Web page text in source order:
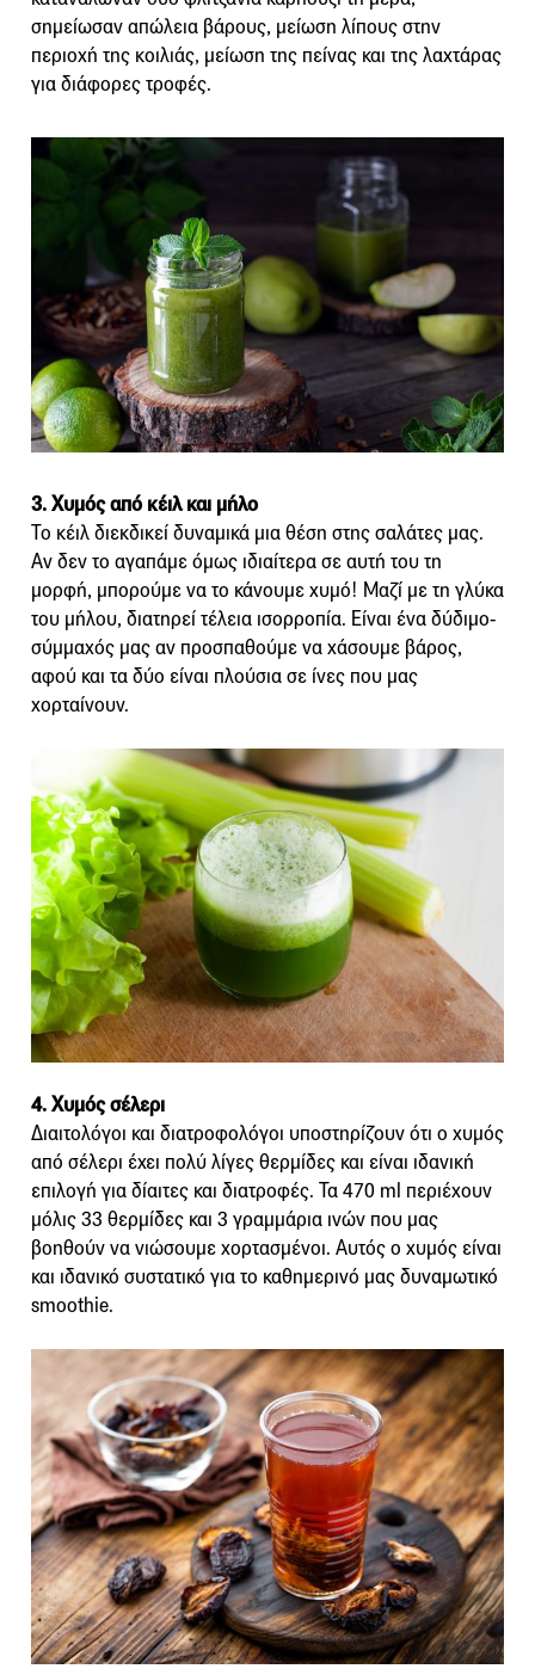
σημείωσαν απώλεια βάρους, μείωση λίπους στην
περιοχή της κοιλιάς, μείωση της πείνας και της λαχτάρας
για διάφορες τροφές.
3. Χυμός από κέιλ και μήλο
Το κέιλ διεκδικεί δυναμικά μια θέση στης σαλάτες μας.
Αν δεν το αγαπάμε όμως ιδιαίτερα σε αυτή του τη
μορφή, μπορούμε να το κάνουμε χυμό! Μαζί με τη γλύκα
του μήλου, διατηρεί τέλεια ισορροπία. Είναι ένα δύδιμο-
σύμμαχός μας αν προσπαθούμε να χάσουμε βάρος,
αφού και τα δύο είναι πλούσια σε ίνες που μας
χορταίνουν.
4. Χυμός σέλερι
Διαιτολόγοι και διατροφολόγοι υποστηρίζουν ότι ο χυμός
από σέλερι έχει πολύ λίγες θερμίδες και είναι ιδανική
επιλογή για δίαιτες και διατροφές. Τα 470 ml περιέχουν
μόλις 33 θερμίδες και 3 γραμμάρια ινών που μας
βοηθούν να νιώσουμε χορτασμένοι. Αυτός ο χυμός είναι
και ιδανικό συστατικό για το καθημερινό μας δυναμωτικό
smoothie.